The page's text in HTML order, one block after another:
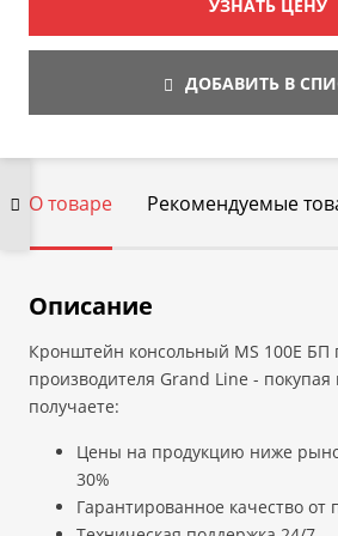
УЗНАТЬ ЦЕНУ
ДОБАВИТЬ В
О товаре Рекомендуемые
Описание
Кронштейн консольный MS 100Е БП
производителя Grand Line -
получаете:
Цены на продукцию ниже
30%
Гарантированное качество от